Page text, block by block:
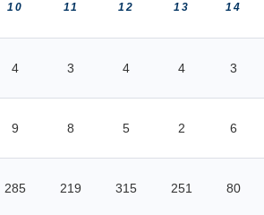
10 11 12 13 14
4 3 4 4 3
9 8 5 2 6
285 219 315 251 80